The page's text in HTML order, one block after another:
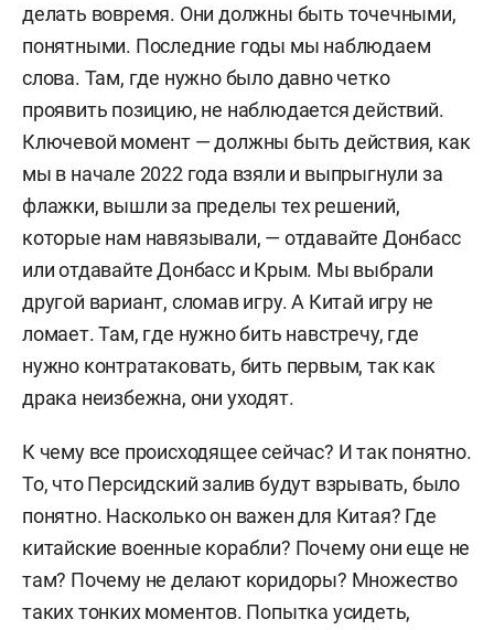
делать вовремя. Они должны быть точечными,
понятными. Последние годы мы наблюдаем
слова. Там, где нужно было давно четко
проявить позицию, не наблюдается действий.
Ключевой момент — должны быть действия, как
мы в начале 2022 года взяли и выпрыгнули за
флажки, вышли за пределы тех решений,
которые нам навязывали, — отдавайте Донбасс
или отдавайте Донбасс и Крым. Мы выбрали
другой вариант, сломав игру. А Китай игру не
ломает. Там, где нужно бить навстречу, где
нужно контратаковать, бить первым, так как
драка неизбежна, они уходят.
К чему все происходящее сейчас? И так понятно.
То, что Персидский залив будут взрывать, было
понятно. Насколько он важен для Китая? Где
китайские военные корабли? Почему они еще не
там? Почему не делают коридоры? Множество
таких тонких моментов. Попытка усидеть,